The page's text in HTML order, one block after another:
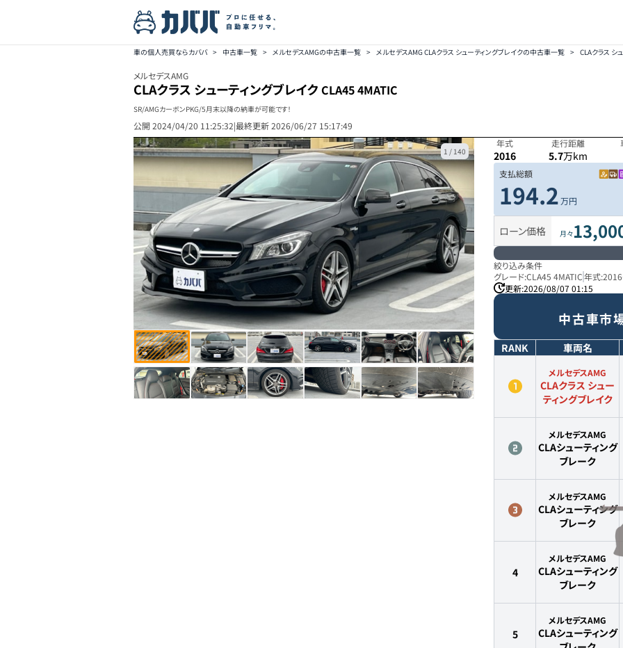
車の個人売買ならカババ > 中古車一覧 > メルセデスAMGの中古車一覧 > メルセデスAMG CLAクラス シューティングブレイクの中古車一覧 > CLAクラス シ
メルセデスAMG
CLAクラス シューティングブレイク CLA45 4MATIC
SR/AMGカーボンPKG/5月末以降の納車が可能です！
公開 2024/04/20 11:25:32|最終更新2026/06/27 15:17:49
1 / 140
年式
2016
走行距離
5.7万km
支払総額
194.2万円
ローン価格 月々
絞り込み条件
グレード:CLA45 4MATIC年式:2016
更新:2026/08/07 01:15
中古車市
RANK 車両名
メルセデスAMG
CLAクラス シュー
ティングブレイク
メルセデスAMG
CLAシューティング
ブレーク
メルセデスAMG
CLAシューティング
ブレーク
4
メルセデスAMG
CLAシューティング
ブレーク
5
メルセデスAMG
CLAシューティング